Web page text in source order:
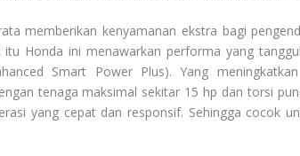
memberikan kenyamanan ekstra bagi
Honda ini menawarkan performa yang
Smart Power Plus). Yang
tenaga maksimal sekitar 15 hp dan torsi
yang cepat dan responsif. Sehingga cocok